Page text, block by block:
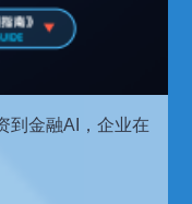
到金融AI，企业在